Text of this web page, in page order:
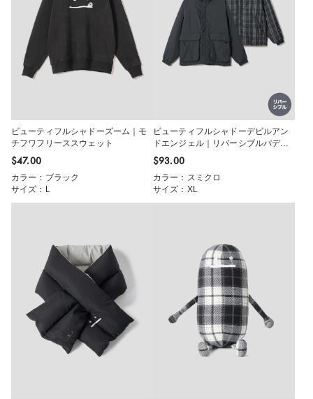
ビューティフルシャドーズーム｜モ
チフワフリーススウェット
$‌47.00
カラー：ブラック
サイズ：L
ビューティフルシャドーデビルアン
ドエンジェル｜リバーシブルパデッ
トブルゾン
$‌93.00
カラー：スミクロ
サイズ：XL